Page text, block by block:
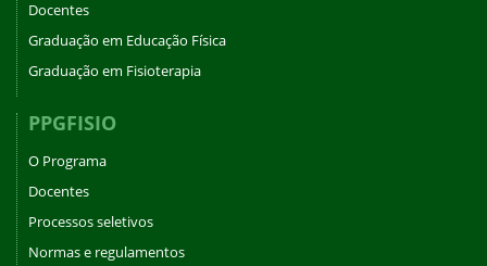
Docentes
Graduação em Educação Física
Graduação em Fisioterapia
PPGFISIO
O Programa
Docentes
Processos seletivos
Normas e regulamentos